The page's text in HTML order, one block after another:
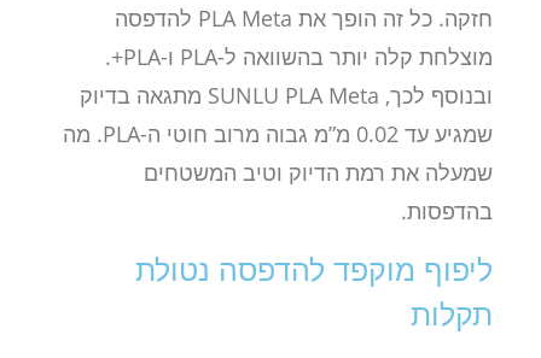
חזקה. כל זה הופך את PLA Meta להדפסה
מוצלחת קלה יותר בהשוואה ל-PLA ו-PLA+.
ובנוסף לכך, SUNLU PLA Meta מתגאה בדיוק
שמגיע עד 0.02 מ”מ גבוה מרוב חוטי ה-PLA. מה
שמעלה את רמת הדיוק וטיב המשטחים
בהדפסות.
ליפוף מוקפד להדפסה נטולת
תקלות